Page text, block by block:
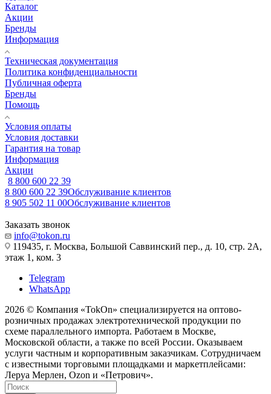
Каталог
Акции
Бренды
Информация
Техническая документация
Политика конфиденциальности
Публичная оферта
Бренды
Помощь
Условия оплаты
Условия доставки
Гарантия на товар
Информация
Акции
8 800 600 22 39
8 800 600 22 39Обслуживание клиентов
8 905 502 11 00Обслуживание клиентов
Заказать звонок
info@tokon.ru
119435, г. Москва, Большой Саввинский пер., д. 10, стр. 2А,
этаж 1, ком. 3
Telegram
WhatsApp
2026 © Компания «TokOn» специализируется на оптово-
розничных продажах электротехнической продукции по
схеме параллельного импорта. Работаем в Москве,
Московской области, а также по всей России. Оказываем
услуги частным и корпоративным заказчикам. Сотрудничаем
с известными торговыми площадками и маркетплейсами:
Леруа Мерлен, Ozon и «Петрович».